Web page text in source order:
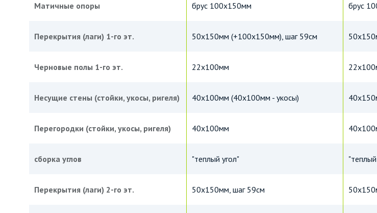
Матичные опоры
Перекрытия (лаги) 1-го эт.
Черновые полы 1-го эт.
Несущие стены (стойки, укосы, ригеля)
Перегородки (стойки, укосы, ригеля)
сборка углов
Перекрытия (лаги) 2-го эт.
брус 100х150мм
50х150мм (+100х150мм), шаг 59см
22х100мм
40х100мм (40х100мм - укосы)
40х100мм
"теплый угол"
50х150мм, шаг 59см
брус